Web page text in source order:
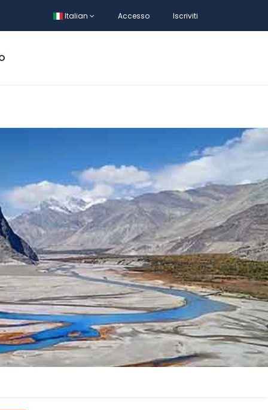
Italian Accesso Iscriviti